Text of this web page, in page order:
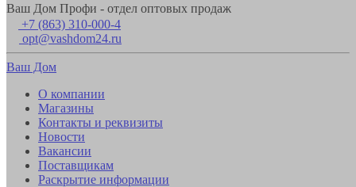
Ваш Дом Профи - отдел оптовых продаж
+7 (863) 310-000-4
opt@vashdom24.ru
Ваш Дом
О компании
Магазины
Контакты и реквизиты
Новости
Вакансии
Поставщикам
Раскрытие информации